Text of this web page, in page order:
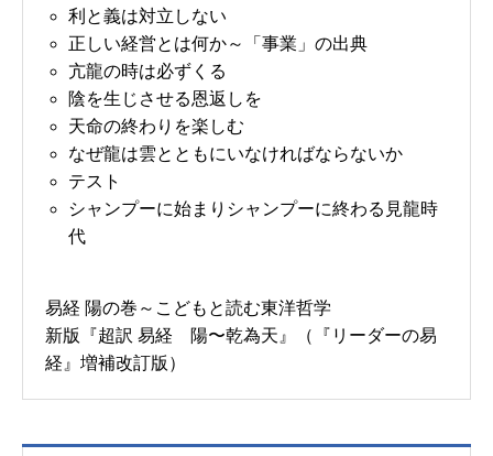
利と義は対立しない
正しい経営とは何か～「事業」の出典
亢龍の時は必ずくる
陰を生じさせる恩返しを
天命の終わりを楽しむ
なぜ龍は雲とともにいなければならないか
テスト
シャンプーに始まりシャンプーに終わる見龍時
代
易経 陽の巻～こどもと読む東洋哲学
新版『超訳 易経 陽〜乾為天』（『リーダーの易
経』増補改訂版）